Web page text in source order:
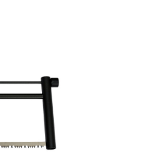
en eentje met een
vertanding is geschikt voor
de kleinere vertanding is
hardhout soorten. Zo heb je